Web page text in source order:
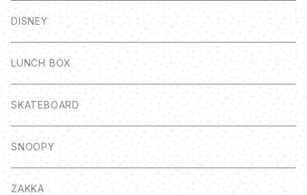
DISNEY
LUNCH BOX
SKATEBOARD
SNOOPY
ZAKKA